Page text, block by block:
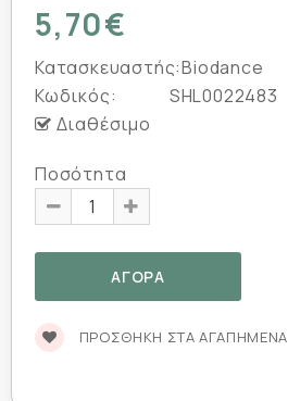
5,70€
Κατασκευαστής:Biodance
Κωδικός:
SHL0022483
Διαθέσιμο
Ποσότητα
ΠΡΟΣΘΉΚΗ ΣΤΑ ΑΓΑΠΗΜΈΝΑ